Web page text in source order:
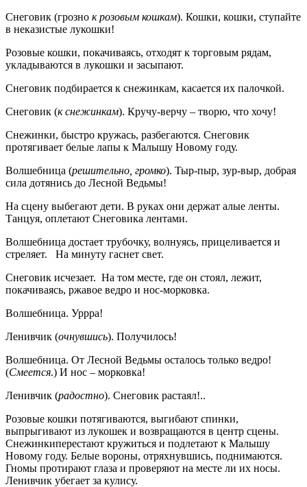
Снеговик (грозно к розовым кошкам). Кошки, кошки, ступайте
в неказистые лукошки!
Розовые кошки, покачиваясь, отходят к торговым рядам,
укладываются в лукошки и засыпают.
Снеговик подбирается к снежинкам, касается их палочкой.
Снеговик (к снежинкам). Кручу-верчу – творю, что хочу!
Снежинки, быстро кружась, разбегаются. Снеговик
протягивает белые лапы к Малышу Новому году.
Волшебница (решительно, громко). Тыр-пыр, зур-выр, добрая
сила дотянись до Лесной Ведьмы!
На сцену выбегают дети. В руках они держат алые ленты.
Танцуя, оплетают Снеговика лентами.
Волшебница достает трубочку, волнуясь, прицеливается и
стреляет. На минуту гаснет свет.
Снеговик исчезает. На том месте, где он стоял, лежит,
покачиваясь, ржавое ведро и нос-морковка.
Волшебница. Уррра!
Ленивчик (очнувшись). Получилось!
Волшебница. От Лесной Ведьмы осталось только ведро!
(Смеется.) И нос – морковка!
Ленивчик (радостно). Снеговик растаял!..
Розовые кошки потягиваются, выгибают спинки,
выпрыгивают из лукошек и возвращаются в центр сцены.
Снежинкиперестают кружиться и подлетают к Малышу
Новому году. Белые вороны, отряхнувшись, поднимаются.
Гномы протирают глаза и проверяют на месте ли их носы.
Ленивчик убегает за кулису.